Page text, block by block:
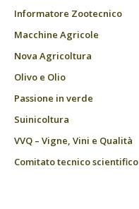
Informatore Zootecnico
Macchine Agricole
Nova Agricoltura
Olivo e Olio
Passione in verde
Suinicoltura
VVQ – Vigne, Vini e Qualità
Comitato tecnico scientifico